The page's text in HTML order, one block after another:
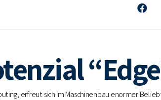
erfreut sich im Maschinenbau enormer